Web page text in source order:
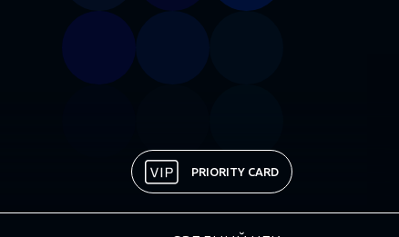
PRIORITY CARD